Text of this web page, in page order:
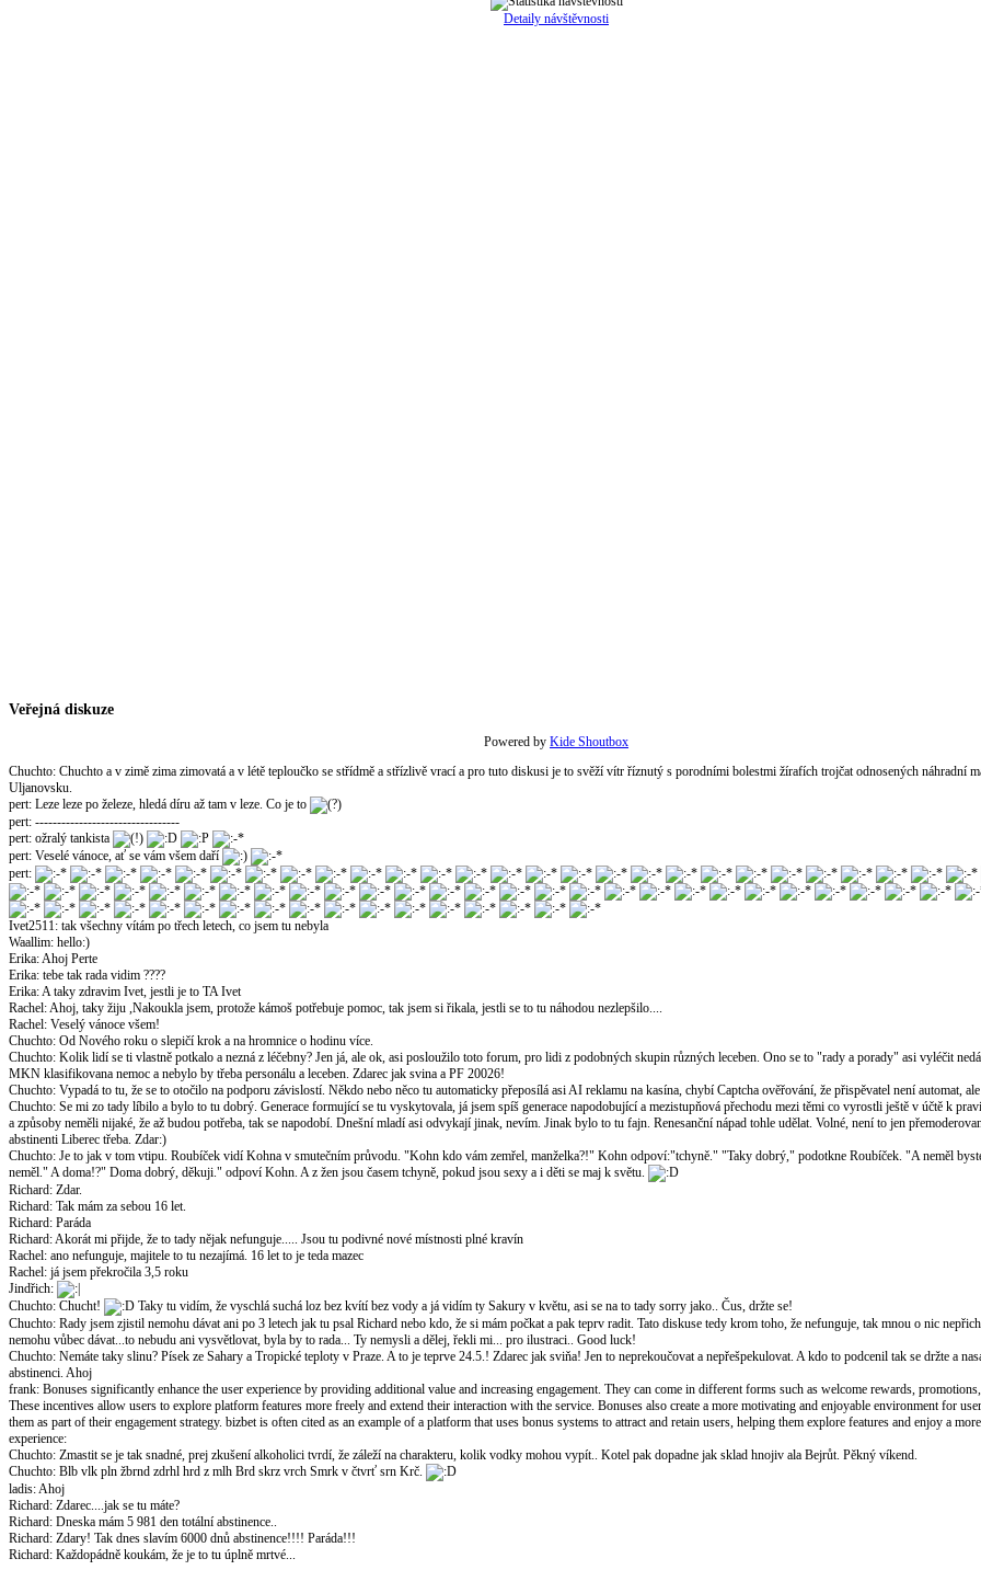
Detaily návštěvnosti
Veřejná diskuze
Powered by Kide Shoutbox
Chuchto: Chuchto a v zimě zima zimovatá a v létě teploučko se střídmě a střízlivě vrací a pro tuto diskusi je to svěží vítr říznutý s porodními bolestmi žírafích trojčat odnosených náhradní
Uljanovsku.
pert: Leze leze po železe, hledá díru až tam v leze. Co je to
pert: ---------------------------------
pert: ožralý tankista
pert: Veselé vánoce, ať se vám všem daří
pert:
Ivet2511: tak všechny vítám po třech letech, co jsem tu nebyla
Waallim: hello:)
Erika:Ahoj Perte
Erika: tebe tak rada vidim ????
Erika:A taky zdravim Ivet, jestli je to TA Ivet
Rachel:Ahoj, taky žiju ,Nakoukla jsem, protože kámoš potřebuje pomoc, tak jsem si řikala, jestli se to tu náhodou nezlepšilo....
Rachel: Veselý vánoce všem!
Chuchto: Od Nového roku o slepičí krok a na hromnice o hodinu více.
Chuchto: Kolik lidí se ti vlastně potkalo a nezná z léčebny? Jen já, ale ok, asi posloužilo toto forum, pro lidi z podobných skupin různých leceben. Ono se to "rady a porady" asi vyléčit
MKN klasifikovana nemoc a nebylo by třeba personálu a leceben. Zdarec jak svina a PF 20026!
Chuchto: Vypadá to tu, že se to otočilo na podporu závislostí. Někdo nebo něco tu automaticky přeposílá asi AI reklamu na kasína, chybí Captcha ověřování, že přispěvatel není automat,
Chuchto: Se mi zo tady líbilo a bylo to tu dobrý. Generace formující se tu vyskytovala, já jsem spíš generace napodobující a mezistupňová přechodu mezi těmi co vyrostli ještě v účtě k
a způsoby neměli nijaké, že až budou potřeba, tak se napodobí. Dnešní mladí asi odvykají jinak, nevím. Jinak bylo to tu fajn. Renesanční nápad tohle udělat. Volné, není to jen
abstinenti Liberec třeba. Zdar:)
Chuchto: Je to jak v tom vtipu. Roubíček vidí Kohna v smutečním průvodu. "Kohn kdo vám zemřel, manželka?!" Kohn odpoví:"tchyně." "Taky dobrý," podotkne Roubíček. "A neměl
neměl." A doma!?" Doma dobrý, děkuji." odpoví Kohn. A z žen jsou časem tchyně, pokud jsou sexy a i děti se maj k světu.
Richard: Zdar.
Richard: Tak mám za sebou 16 let.
Richard: Paráda
Richard:Akorát mi přijde, že to tady nějak nefunguje..... Jsou tu podivné nové místnosti plné kravín
Rachel: ano nefunguje, majitele to tu nezajímá. 16 let to je teda mazec
Rachel: já jsem překročila 3,5 roku
Jindřich:
Chuchto: Chucht!
Taky tu vidím, že vyschlá suchá loz bez kvítí bez vody a já vidím ty Sakury v květu, asi se na to tady sorry jako.. Čus, držte se!
Chuchto: Rady jsem zjistil nemohu dávat ani po 3 letech jak tu psal Richard nebo kdo, že si mám počkat a pak teprv radit. Tato diskuse tedy krom toho, že nefunguje, tak mnou o nic
nemohu vůbec dávat...to nebudu ani vysvětlovat, byla by to rada... Ty nemysli a dělej, řekli mi... pro ilustraci.. Good luck!
Chuchto: Nemáte taky slinu? Písek ze Sahary a Tropické teploty v Praze. A to je teprve 24.5.! Zdarec jak sviňa! Jen to neprekoučovat a nepřešpekulovat. A kdo to podcenil tak se držte a
abstinenci. Ahoj
frank: Bonuses significantly enhance the user experience by providing additional value and increasing engagement. They can come in different forms such as welcome rewards,
These incentives allow users to explore platform features more freely and extend their interaction with the service. Bonuses also create a more motivating and enjoyable environment for
them as part of their engagement strategy. bizbet is often cited as an example of a platform that uses bonus systems to attract and retain users, helping them explore features and enjoy a
experience:
Chuchto: Zmastit se je tak snadné, prej zkušení alkoholici tvrdí, že záleží na charakteru, kolik vodky mohou vypít.. Kotel pak dopadne jak sklad hnojiv ala Bejrůt. Pěkný víkend.
Chuchto: Blb vlk pln žbrnd zdrhl hrd z mlh Brd skrz vrch Smrk v čtvrť srn Krč.
ladis:Ahoj
Richard: Zdarec....jak se tu máte?
Richard: Dneska mám 5 981 den totální abstinence..
Richard: Zdary! Tak dnes slavím 6000 dnů abstinence!!!! Paráda!!!
Richard: Každopádně koukám, že je to tu úplně mrtvé...